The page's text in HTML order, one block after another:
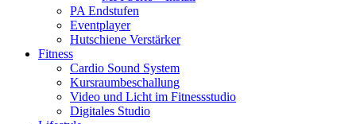
PA Endstufen
Eventplayer
Hutschiene Verstärker
Fitness
Cardio Sound System
Kursraumbeschallung
Video und Licht im Fitnessstudio
Digitales Studio